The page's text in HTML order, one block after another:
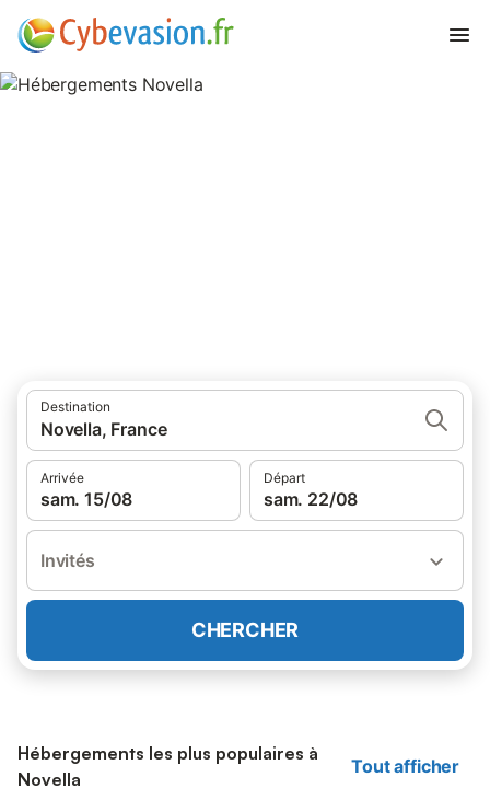
Destination
Novella, France
Arrivée
sam. 15/08
Départ
sam. 22/08
Invités
CHERCHER
Hébergements les plus populaires à
Novella
Tout afficher